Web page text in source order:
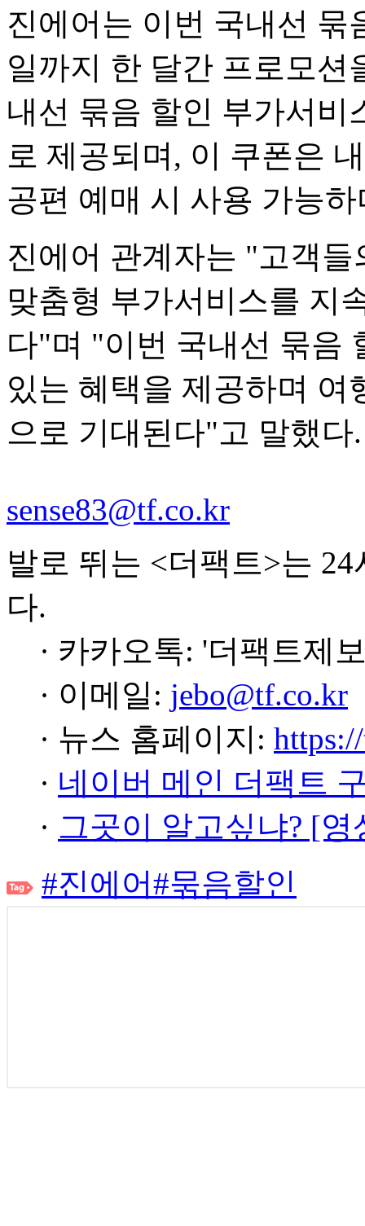
진에어는 이번 국내선 묶
일까지 한 달간 프로모션
내선 묶음 할인 부가서비
로 제공되며, 이 쿠폰은
공편 예매 시 사용 가능하
진에어 관계자는 "고객
맞춤형 부가서비스를 지
다"며 "이번 국내선 묶음
있는 혜택을 제공하며 여
으로 기대된다"고 말했다.
sense83@tf.co.kr
발로 뛰는 <더팩트>는
다.
· 카카오톡: '더팩트제
· 이메일: jebo@tf.co.kr
· 뉴스 홈페이지:
· 네이버 메인 더팩트
· 그곳이 알고싶냐? [
#진에어#묶음할인